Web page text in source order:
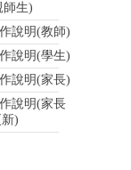
師生)
說明(教師)
說明(學生)
說明(家長)
說明(家長
)